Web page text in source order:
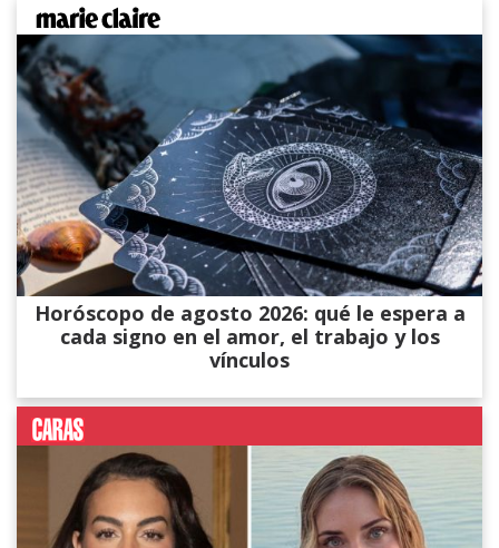
Horóscopo de agosto 2026: qué le espera a
cada signo en el amor, el trabajo y los
vínculos